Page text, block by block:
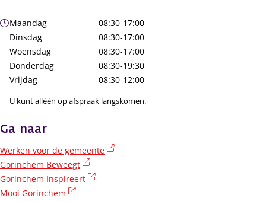
Openingstijden
Maandag
08:30-17:00
Dinsdag
08:30-17:00
Woensdag
08:30-17:00
Donderdag
08:30-19:30
Vrijdag
08:30-12:00
U kunt alléén op afspraak langskomen.
Ga naar
Werken voor de gemeente
Gorinchem Beweegt
Gorinchem Inspireert
Mooi Gorinchem